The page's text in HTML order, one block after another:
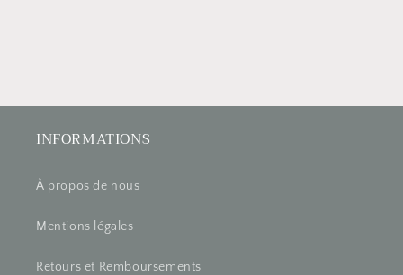
INFORMATIONS
À propos de nous
Mentions légales
Retours et Remboursements